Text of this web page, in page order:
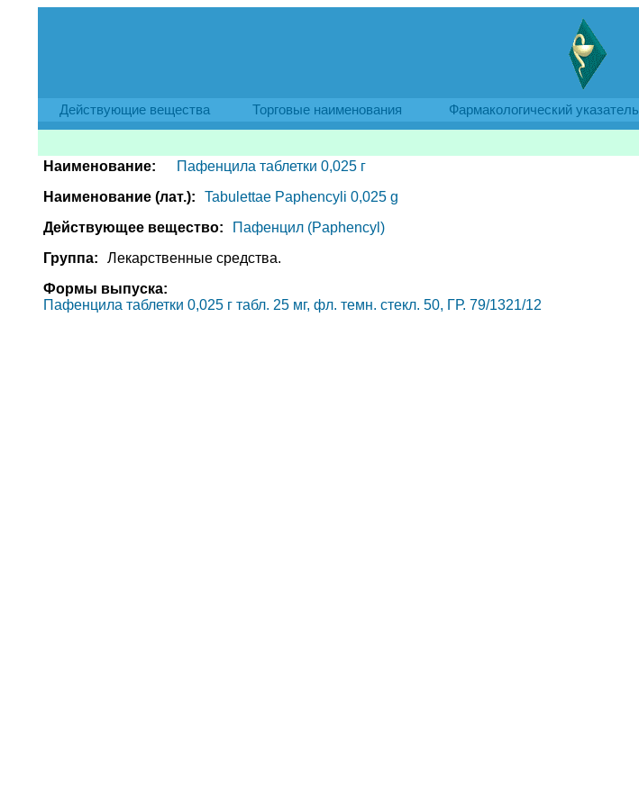
Действующие вещества Торговые наименования Фармакологический указатель
Наименование:
Пафенцила таблетки 0,025 г
Наименование (лат.):
Tabulettae Paphencyli 0,025 g
Действующее вещество:
Пафенцил (Paphencyl)
Группа:
Лекарственные средства.
Формы выпуска:
Пафенцила таблетки 0,025 г табл. 25 мг, фл. темн. стекл. 50, ГР. 79/1321/12